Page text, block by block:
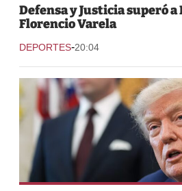
Defensa y Justicia superó a
Florencio Varela
DEPORTES-20:04